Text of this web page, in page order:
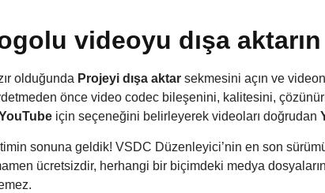
videoyu dışa aktarın
olduğunda Projeyi dışa aktar sekmesini açın ve
önce video codec bileşenini, kalitesini,
için seçeneğini belirleyerek videoları doğrudan
sonuna geldik! VSDC Düzenleyici’nin en son
ücretsizdir, herhangi bir biçimdeki medya